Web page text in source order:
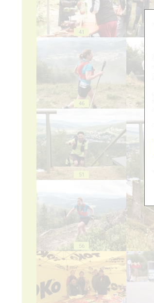
41
46
51
56